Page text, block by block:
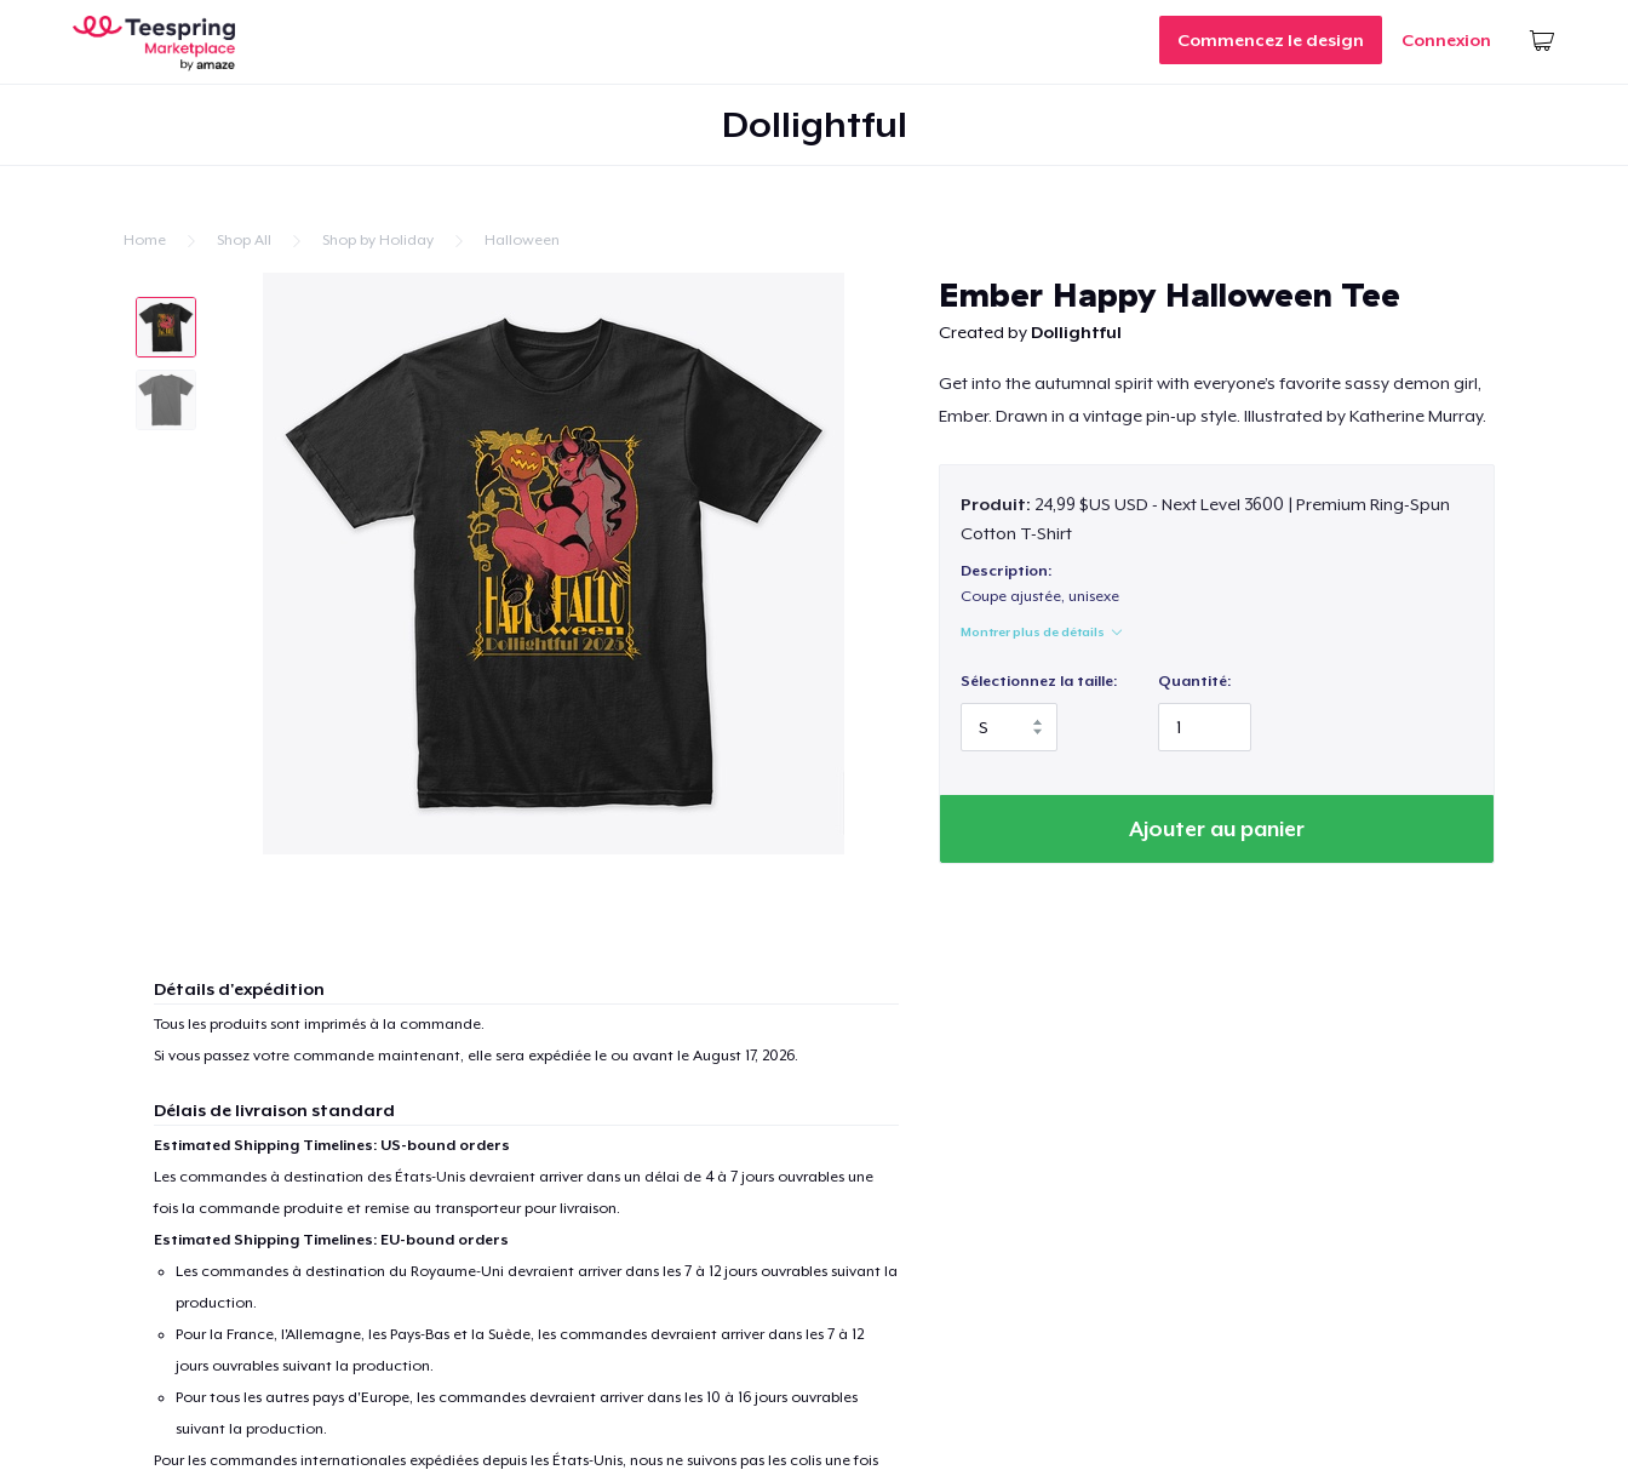
Commencez le design Connexion
Dollightful
Home Shop All Shop by Holiday Halloween
Ember Happy Halloween Tee
Created by Dollightful
Get into the autumnal spirit with everyone’s favorite sassy demon girl,
Ember. Drawn in a vintage pin-up style. Illustrated by Katherine Murray.
Produit: 24,99 $US USD - Next Level 3600 | Premium Ring-Spun
Cotton T-Shirt
Description:
Coupe ajustée, unisexe
Montrer plus de détails
Sélectionnez la taille: Quantité:
Ajouter au panier
Détails d'expédition
Tous les produits sont imprimés à la commande.
Si vous passez votre commande maintenant, elle sera expédiée le ou avant le August 17, 2026.
Délais de livraison standard
Estimated Shipping Timelines: US-bound orders
Les commandes à destination des États-Unis devraient arriver dans un délai de 4 à 7 jours ouvrables une
fois la commande produite et remise au transporteur pour livraison.
Estimated Shipping Timelines: EU-bound orders
Les commandes à destination du Royaume-Uni devraient arriver dans les 7 à 12 jours ouvrables suivant la
production.
Pour la France, l'Allemagne, les Pays-Bas et la Suède, les commandes devraient arriver dans les 7 à 12
jours ouvrables suivant la production.
Pour tous les autres pays d'Europe, les commandes devraient arriver dans les 10 à 16 jours ouvrables
suivant la production.
Pour les commandes internationales expédiées depuis les États-Unis, nous ne suivons pas les colis une fois